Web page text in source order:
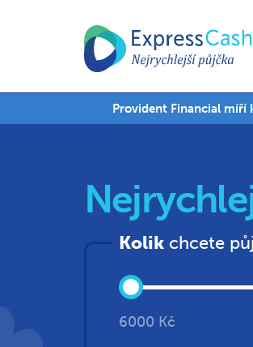
Provident Financial míří
Kolikchcete
6000 Kč